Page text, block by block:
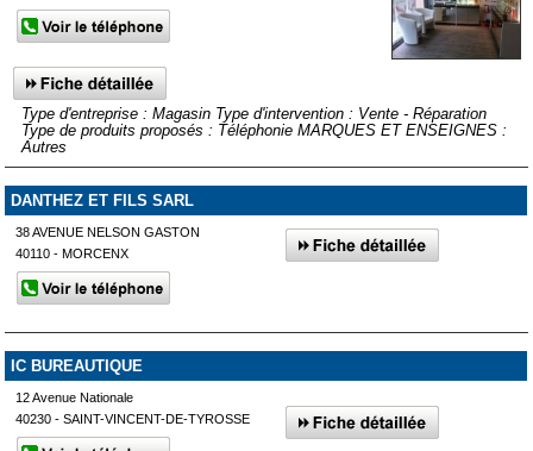
Type d'entreprise : Magasin Type d'intervention : Vente - Réparation
Type de produits proposés : Téléphonie MARQUES ET ENSEIGNES :
Autres
DANTHEZ ET FILS SARL
38 AVENUE NELSON GASTON
40110 - MORCENX
IC BUREAUTIQUE
12 Avenue Nationale
40230 - SAINT-VINCENT-DE-TYROSSE